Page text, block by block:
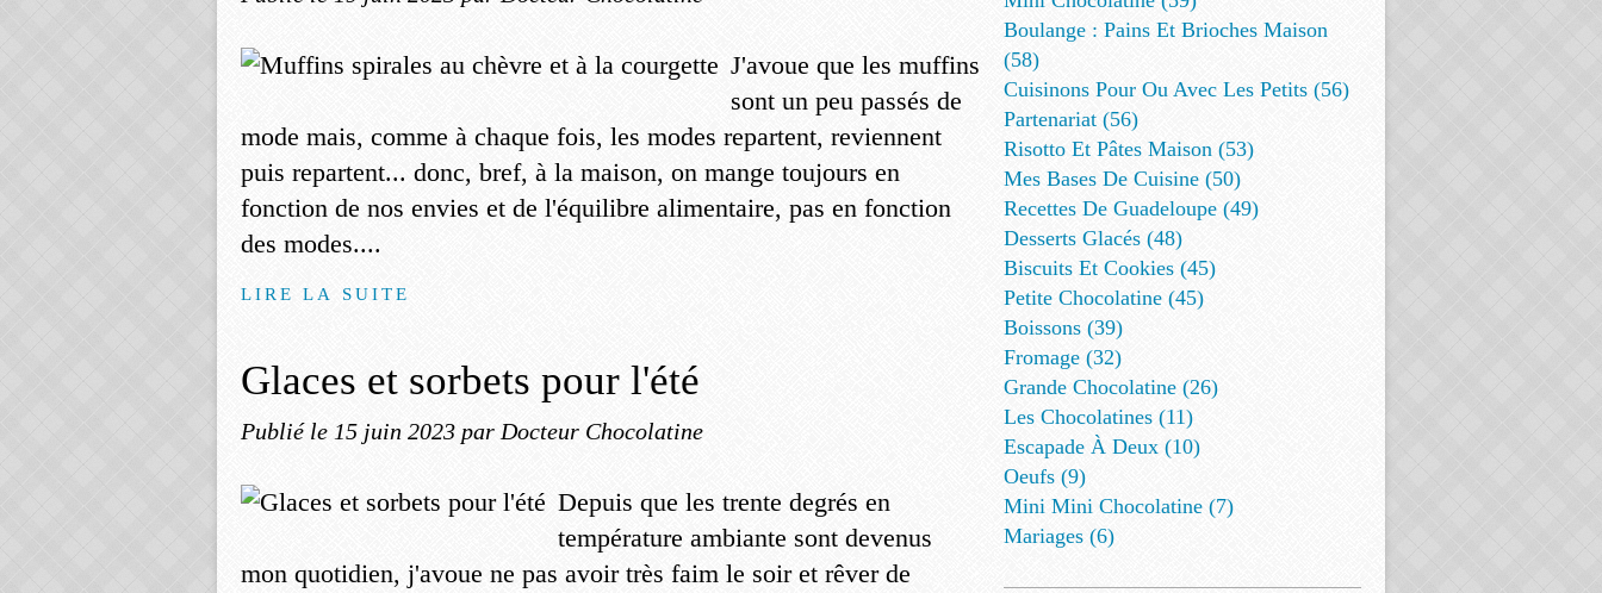
J'avoue que les muffins
sont un peu passés de
mode mais, comme à chaque fois, les modes repartent, reviennent
puis repartent... donc, bref, à la maison, on mange toujours en
fonction de nos envies et de l'équilibre alimentaire, pas en fonction
des modes....
LIRE LA SUITE
Glaces et sorbets pour l'été
Publié le 15 juin 2023 par Docteur Chocolatine
Depuis que les trente degrés en
température ambiante sont devenus
mon quotidien, j'avoue ne pas avoir très faim le soir et rêver de
Boulange : Pains Et Brioches Maison
(58)
Cuisinons Pour Ou Avec Les Petits (56)
Partenariat (56)
Risotto Et Pâtes Maison (53)
Mes Bases De Cuisine (50)
Recettes De Guadeloupe (49)
Desserts Glacés (48)
Biscuits Et Cookies (45)
Petite Chocolatine (45)
Boissons (39)
Fromage (32)
Grande Chocolatine (26)
Les Chocolatines (11)
Escapade À Deux (10)
Oeufs (9)
Mini Mini Chocolatine (7)
Mariages (6)